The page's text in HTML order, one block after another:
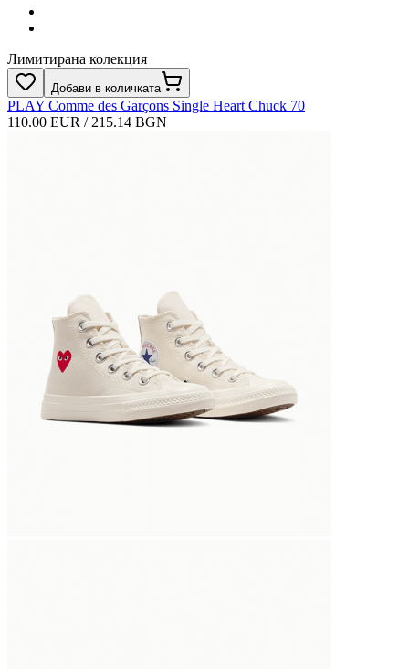
Лимитирана колекция
Добави в количката
PLAY Comme des Garçons Single Heart Chuck 70
110.00 EUR / 215.14 BGN